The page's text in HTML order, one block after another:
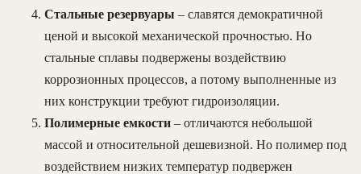
Стальные резервуары – славятся демократичной
ценой и высокой механической прочностью. Но
стальные сплавы подвержены воздействию
коррозионных процессов, а потому выполненные из
них конструкции требуют гидроизоляции.
Полимерные емкости – отличаются небольшой
массой и относительной дешевизной. Но полимер под
воздействием низких температур подвержен